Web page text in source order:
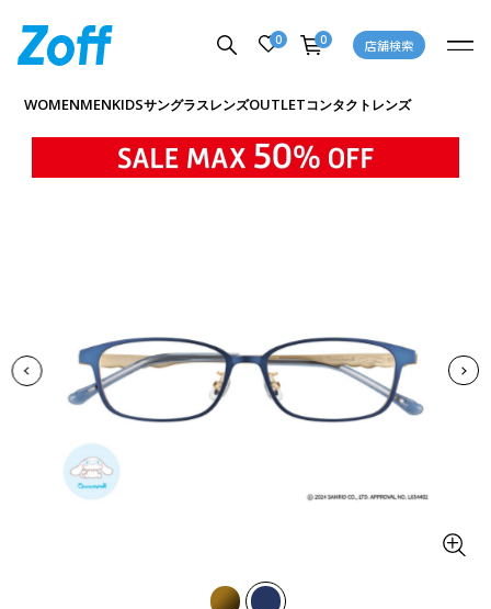
0 0 店舗検索
WOMENMENKIDSサングラスレンズOUTLETコンタクトレンズ
商品詳細ページへ